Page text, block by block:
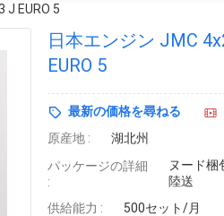
J EURO 5
日本エンジン JMC
EURO 5
最新の価格を尋ねる
原産地 :
湖北州
パッケージの詳細
:
ヌード梱
陸送
供給能力 :
500セット/月